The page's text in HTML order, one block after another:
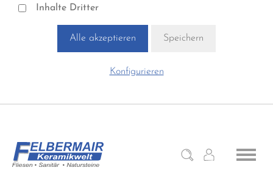
Inhalte Dritter
Alle akzeptieren Speichern
Konfigurieren